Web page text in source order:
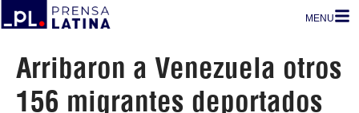
MENU
Arribaron a Venezuela otros
156 migrantes deportados